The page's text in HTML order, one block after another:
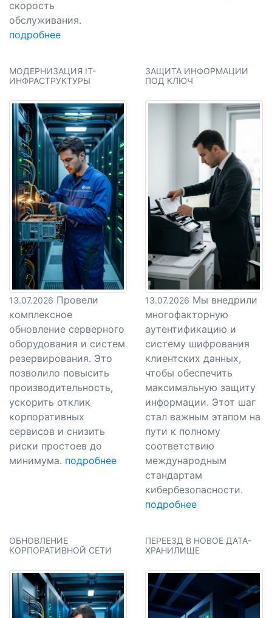
скорость
обслуживания.
подробнее
МОДЕРНИЗАЦИЯ IT-
ИНФРАСТРУКТУРЫ
13.07.2026 Провели
комплексное
обновление серверного
оборудования и систем
резервирования. Это
позволило повысить
производительность,
ускорить отклик
корпоративных
сервисов и снизить
риски простоев до
минимума. подробнее
ЗАЩИТА ИНФОРМАЦИИ
ПОД КЛЮЧ
13.07.2026 Мы внедрили
многофакторную
аутентификацию и
систему шифрования
клиентских данных,
чтобы обеспечить
максимальную защиту
информации. Этот шаг
стал важным этапом на
пути к полному
соответствию
международным
стандартам
кибербезопасности.
подробнее
ОБНОВЛЕНИЕ
КОРПОРАТИВНОЙ СЕТИ
ПЕРЕЕЗД В НОВОЕ ДАТА-
ХРАНИЛИЩЕ